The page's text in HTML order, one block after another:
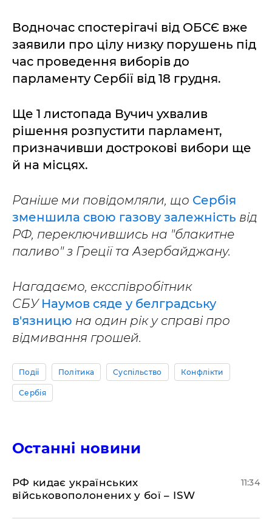
Водночас спостерігачі від ОБСЄ вже
заявили про цілу низку порушень під
час проведення виборів до
парламенту Сербії від 18 грудня.
Ще 1 листопада Вучич ухвалив
рішення розпустити парламент,
призначивши дострокові вибори ще
й на місцях.
Раніше ми повідомляли, що Сербія
зменшила свою газову залежність від
РФ, переключившись на "блакитне
паливо" з Греції та Азербайджану.
Нагадаємо, ексспівробітник
СБУ Наумов сяде у белградську
в'язницю на один рік у справі про
відмивання грошей.
Події Політика Суспільство Конфлікти
Сербія
Останні новини
РФ кидає українських
військовополонених у бої – ISW
11:34